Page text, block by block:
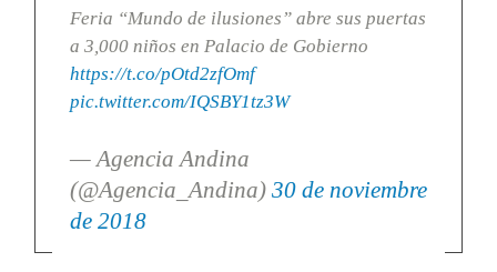
Feria “Mundo de ilusiones” abre sus puertas
a 3,000 niños en Palacio de Gobierno
https://t.co/pOtd2zfOmf
pic.twitter.com/IQSBY1tz3W
— Agencia Andina
(@Agencia_Andina) 30 de noviembre
de 2018